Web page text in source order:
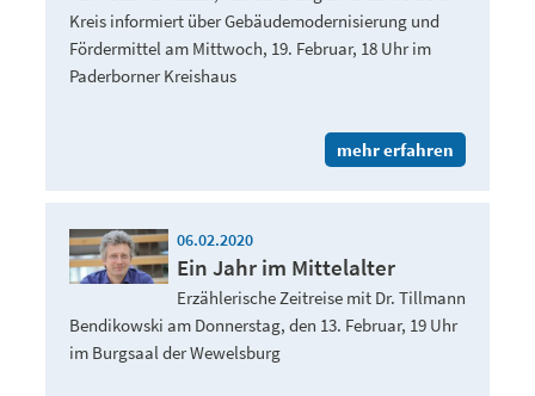
Kreis informiert über Gebäudemodernisierung und
Fördermittel am Mittwoch, 19. Februar, 18 Uhr im
Paderborner Kreishaus
mehr erfahren
06.02.2020
Ein Jahr im Mittelalter
Erzählerische Zeitreise mit Dr. Tillmann
Bendikowski am Donnerstag, den 13. Februar, 19 Uhr
im Burgsaal der Wewelsburg